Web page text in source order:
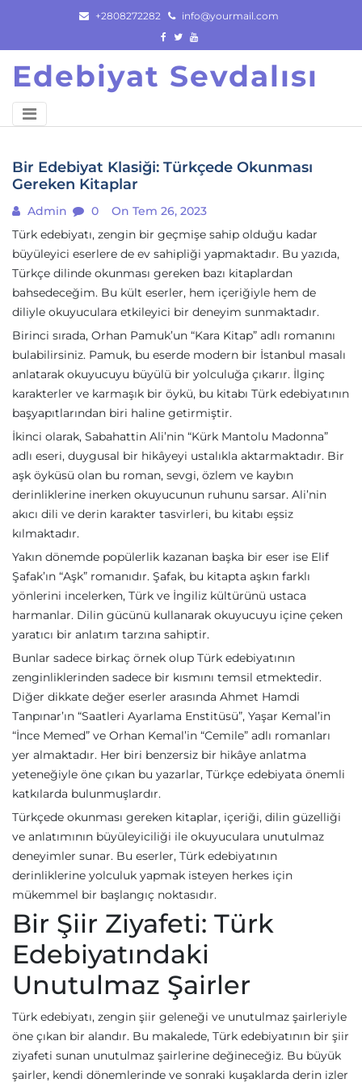
content
+2808272282 info@yourmail.com
Edebiyat Sevdalısı
Bir Edebiyat Klasiği: Türkçede Okunması
Gereken Kitaplar
Admin 0
On Tem 26, 2023
Türk edebiyatı, zengin bir geçmişe sahip olduğu kadar
büyüleyici eserlere de ev sahipliği yapmaktadır. Bu yazıda,
Türkçe dilinde okunması gereken bazı kitaplardan
bahsedeceğim. Bu kült eserler, hem içeriğiyle hem de
diliyle okuyuculara etkileyici bir deneyim sunmaktadır.
Birinci sırada, Orhan Pamuk’un “Kara Kitap” adlı romanını
bulabilirsiniz. Pamuk, bu eserde modern bir İstanbul masalı
anlatarak okuyucuyu büyülü bir yolculuğa çıkarır. İlginç
karakterler ve karmaşık bir öykü, bu kitabı Türk edebiyatının
başyapıtlarından biri haline getirmiştir.
İkinci olarak, Sabahattin Ali’nin “Kürk Mantolu Madonna”
adlı eseri, duygusal bir hikâyeyi ustalıkla aktarmaktadır. Bir
aşk öyküsü olan bu roman, sevgi, özlem ve kaybın
derinliklerine inerken okuyucunun ruhunu sarsar. Ali’nin
akıcı dili ve derin karakter tasvirleri, bu kitabı eşsiz
kılmaktadır.
Yakın dönemde popülerlik kazanan başka bir eser ise Elif
Şafak’ın “Aşk” romanıdır. Şafak, bu kitapta aşkın farklı
yönlerini incelerken, Türk ve İngiliz kültürünü ustaca
harmanlar. Dilin gücünü kullanarak okuyucuyu içine çeken
yaratıcı bir anlatım tarzına sahiptir.
Bunlar sadece birkaç örnek olup Türk edebiyatının
zenginliklerinden sadece bir kısmını temsil etmektedir.
Diğer dikkate değer eserler arasında Ahmet Hamdi
Tanpınar’ın “Saatleri Ayarlama Enstitüsü”, Yaşar Kemal’in
“İnce Memed” ve Orhan Kemal’in “Cemile” adlı romanları
yer almaktadır. Her biri benzersiz bir hikâye anlatma
yeteneğiyle öne çıkan bu yazarlar, Türkçe edebiyata önemli
katkılarda bulunmuşlardır.
Türkçede okunması gereken kitaplar, içeriği, dilin güzelliği
ve anlatımının büyüleyiciliği ile okuyuculara unutulmaz
deneyimler sunar. Bu eserler, Türk edebiyatının
derinliklerine yolculuk yapmak isteyen herkes için
mükemmel bir başlangıç noktasıdır.
Bir Şiir Ziyafeti: Türk
Edebiyatındaki
Unutulmaz Şairler
Türk edebiyatı, zengin şiir geleneği ve unutulmaz şairleriyle
öne çıkan bir alandır. Bu makalede, Türk edebiyatının bir şiir
ziyafeti sunan unutulmaz şairlerine değineceğiz. Bu büyük
şairler, kendi dönemlerinde ve sonraki kuşaklarda derin izler